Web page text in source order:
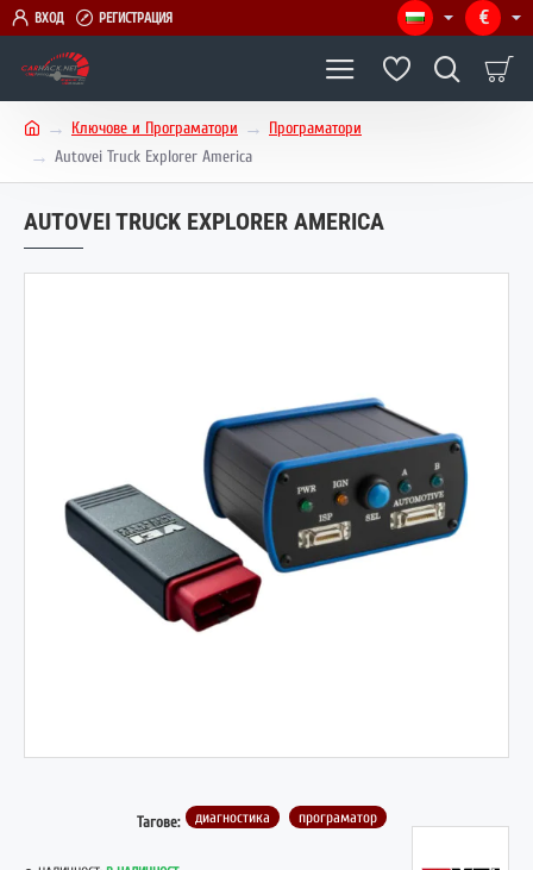
ВХОД РЕГИСТРАЦИЯ €
e
Ключове и Програматори
Програматори
Autovei Truck Explorer America
AUTOVEI TRUCK EXPLORER AMERICA
Тагове: диагностика програматор